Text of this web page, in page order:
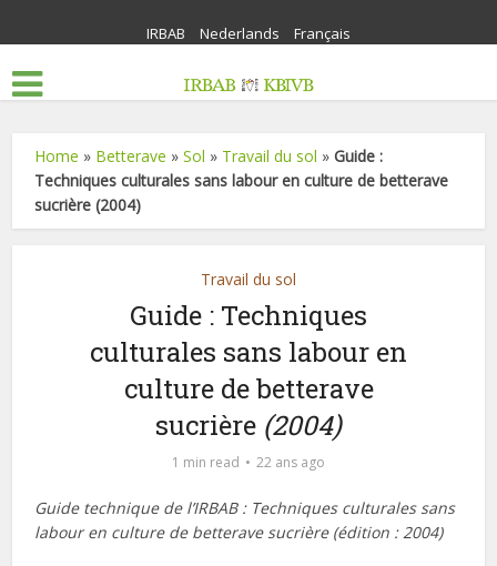
IRBAB Nederlands Français
Home » Betterave »Sol » Travail du sol »Guide :
Techniques culturales sans labour en culture de betterave
sucrière (2004)
Travail du sol
Guide : Techniques
culturales sans labour en
culture de betterave
sucrière (2004)
1 min read 22 ans ago
Guide technique de l’IRBAB : Techniques culturales sans
labour en culture de betterave sucrière (édition : 2004)